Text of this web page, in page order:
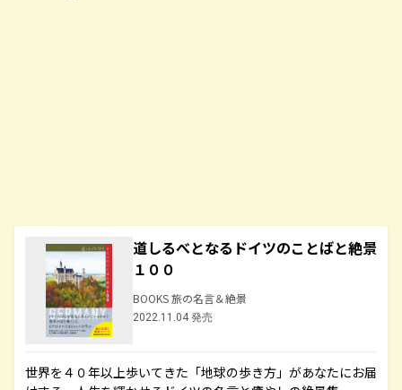
道しるべとなるドイツのことばと絶景
１００
BOOKS 旅の名言＆絶景
2022.11.04 発売
世界を４０年以上歩いてきた「地球の歩き方」があなたにお届